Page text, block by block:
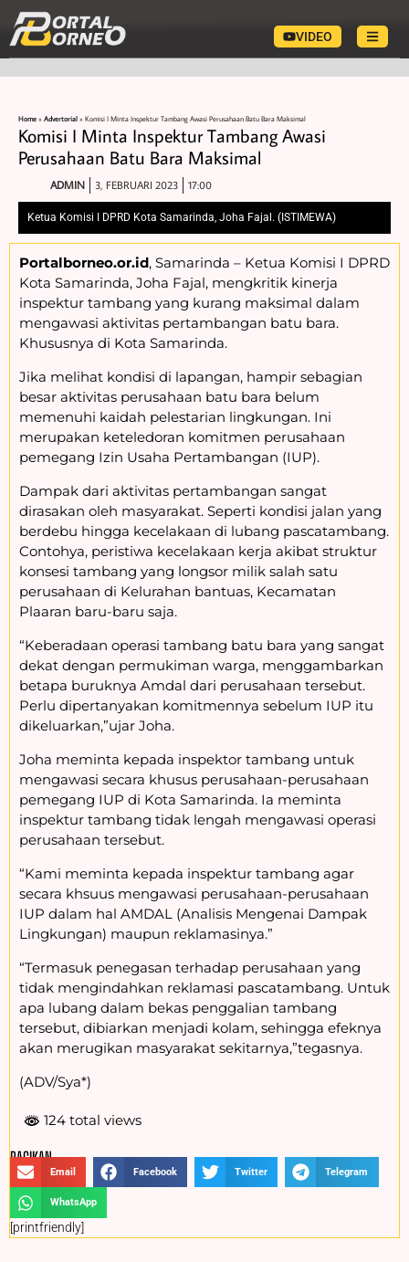
VIDEO
Home » Advertorial » Komisi I Minta Inspektur Tambang Awasi Perusahaan Batu Bara Maksimal
Komisi I Minta Inspektur Tambang Awasi
Perusahaan Batu Bara Maksimal
ADMIN 3, FEBRUARI 2023 17:00
Ketua Komisi I DPRD Kota Samarinda, Joha Fajal. (ISTIMEWA)
Portalborneo.or.id, Samarinda – Ketua Komisi I DPRD
Kota Samarinda, Joha Fajal, mengkritik kinerja
inspektur tambang yang kurang maksimal dalam
mengawasi aktivitas pertambangan batu bara.
Khususnya di Kota Samarinda.
Jika melihat kondisi di lapangan, hampir sebagian
besar aktivitas perusahaan batu bara belum
memenuhi kaidah pelestarian lingkungan. Ini
merupakan keteledoran komitmen perusahaan
pemegang Izin Usaha Pertambangan (IUP).
Dampak dari aktivitas pertambangan sangat
dirasakan oleh masyarakat. Seperti kondisi jalan yang
berdebu hingga kecelakaan di lubang pascatambang.
Contohya, peristiwa kecelakaan kerja akibat struktur
konsesi tambang yang longsor milik salah satu
perusahaan di Kelurahan bantuas, Kecamatan
Plaaran baru-baru saja.
“Keberadaan operasi tambang batu bara yang sangat
dekat dengan permukiman warga, menggambarkan
betapa buruknya Amdal dari perusahaan tersebut.
Perlu dipertanyakan komitmennya sebelum IUP itu
dikeluarkan,”ujar Joha.
Joha meminta kepada inspektor tambang untuk
mengawasi secara khusus perusahaan-perusahaan
pemegang IUP di Kota Samarinda. Ia meminta
inspektur tambang tidak lengah mengawasi operasi
perusahaan tersebut.
“Kami meminta kepada inspektur tambang agar
secara khsuus mengawasi perusahaan-perusahaan
IUP dalam hal AMDAL (Analisis Mengenai Dampak
Lingkungan) maupun reklamasinya.”
“Termasuk penegasan terhadap perusahaan yang
tidak mengindahkan reklamasi pascatambang. Untuk
apa lubang dalam bekas penggalian tambang
tersebut, dibiarkan menjadi kolam, sehingga efeknya
akan merugikan masyarakat sekitarnya,”tegasnya.
(ADV/Sya*)
124 total views
BAGIKAN :
Email Facebook Twitter Telegram
WhatsApp
[printfriendly]